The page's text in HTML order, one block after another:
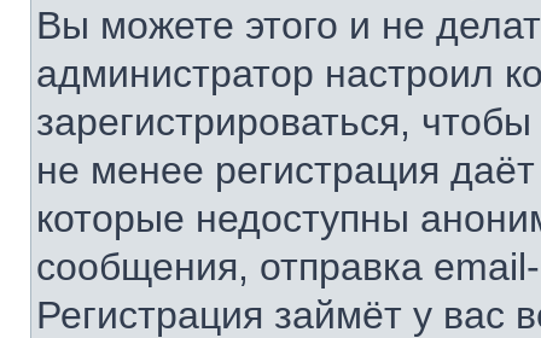
Вы можете этого и не
администратор настроил
зарегистрироваться,
не менее регистрация
которые недоступны
сообщения, отправка
Регистрация займёт у вас